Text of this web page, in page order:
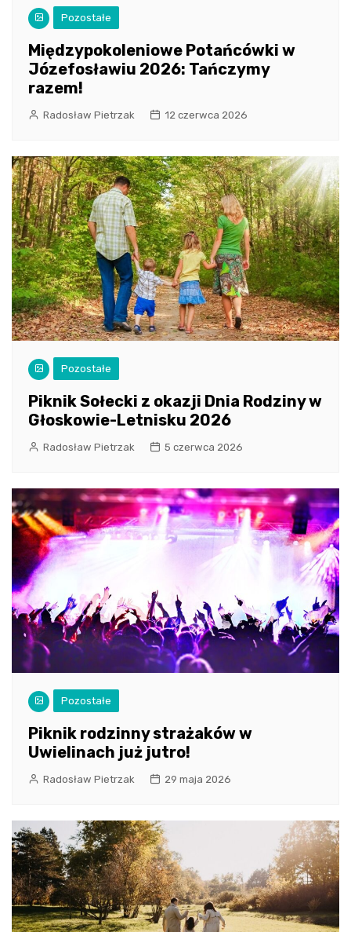
Pozostałe
Międzypokoleniowe Potańcówki w
Józefosławiu 2026: Tańczymy
razem!
Radosław Pietrzak 12 czerwca 2026
Pozostałe
Piknik Sołecki z okazji Dnia Rodziny w
Głoskowie-Letnisku 2026
Radosław Pietrzak 5 czerwca 2026
Pozostałe
Piknik rodzinny strażaków w
Uwielinach już jutro!
Radosław Pietrzak 29 maja 2026